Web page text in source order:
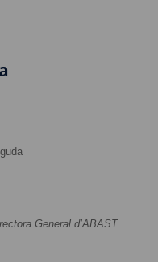
General d’ABAST